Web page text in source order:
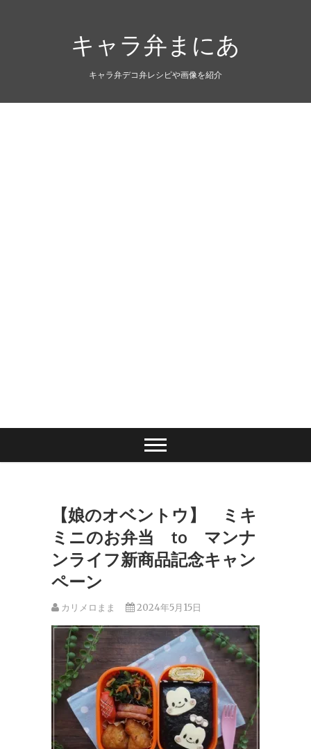
キャラ弁まにあ
キャラ弁デコ弁レシピや画像を紹介
【娘のオベントウ】 ミキ
ミニのお弁当 to マンナ
ンライフ新商品記念キャン
ペーン
カリメロまま 2024年5月15日